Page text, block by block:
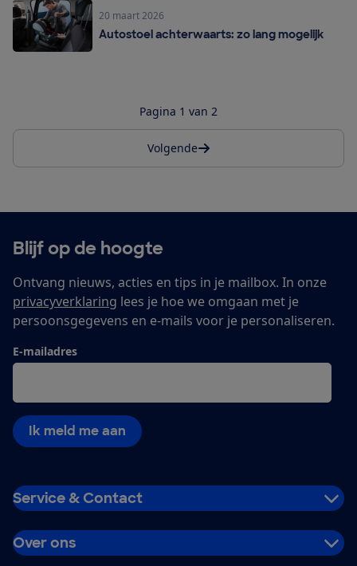
20 maart 2026
Autostoel achterwaarts: zo lang mogelijk
Pagina 1 van 2
Volgende
Blijf op de hoogte
Ontvang nieuws, acties en tips in je mailbox. In onze
privacyverklaring lees je hoe we omgaan met je
persoonsgegevens en e-mails voor je personaliseren.
E-mailadres
Ik meld me aan
Service & Contact
Over ons